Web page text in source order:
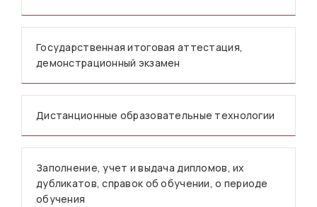
Государственная итоговая аттестация,
демонстрационный экзамен
Дистанционные образовательные технологии
Заполнение, учет и выдача дипломов, их
дубликатов, справок об обучении, о периоде
обучения